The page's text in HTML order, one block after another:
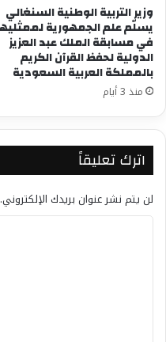
وزير التربية الوطنية السنغالي
يسلّم علم الجمهورية
في مسابقة الملك عبد العزيز
الدولية لحفظ القرآن الكريم
بالمملكة العربية السعودية
منذ 3 أيام
اترك تعليقاً
لن يتم نشر عنوان بريدك الإلكتروني.